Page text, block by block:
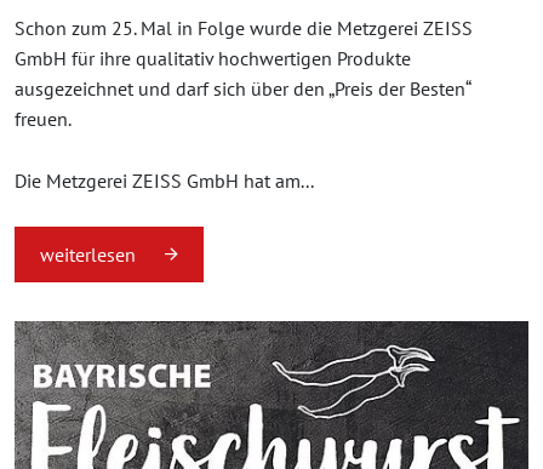
Schon zum 25. Mal in Folge wurde die Metzgerei ZEISS
GmbH für ihre qualitativ hochwertigen Produkte
ausgezeichnet und darf sich über den „Preis der Besten“
freuen.
Die Metzgerei ZEISS GmbH hat am...
weiterlesen